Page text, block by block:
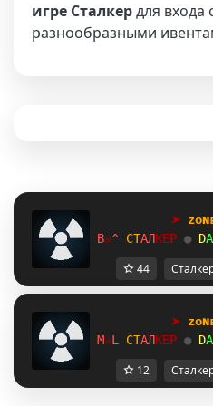
игре Сталкердля входа
разнообразными
➤
E☠U СТАЛКЕР ● DA
44
➤
_☠R СТАЛКЕР ● DA
12